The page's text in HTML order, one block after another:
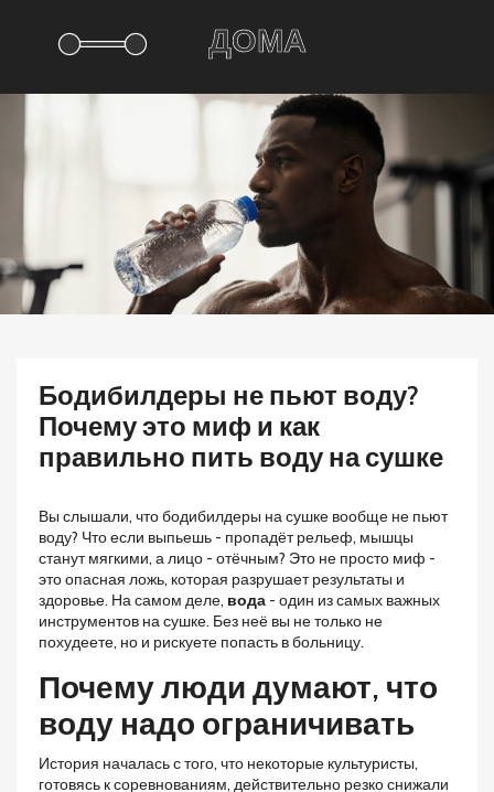
Бодибилдеры не пьют воду?
Почему это миф и как
правильно пить воду на сушке
Вы слышали, что бодибилдеры на сушке вообще не пьют
воду? Что если выпьешь - пропадёт рельеф, мышцы
станут мягкими, а лицо - отёчным? Это не просто миф -
это опасная ложь, которая разрушает результаты и
здоровье. На самом деле, вода - один из самых важных
инструментов на сушке. Без неё вы не только не
похудеете, но и рискуете попасть в больницу.
Почему люди думают, что
воду надо ограничивать
История началась с того, что некоторые культуристы,
готовясь к соревнованиям, действительно резко снижали